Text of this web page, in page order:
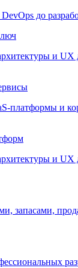
до
и UX
платформы и
и UX
запасами,